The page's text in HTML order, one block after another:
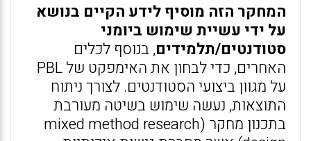
המחקר הזה מוסיף לידע הקיים בנושא
על ידי עשיית שימוש ביומני
סטודנטים/תלמידים, בנוסף לכלים
האחרים, כדי לבחון את האימפקט של PBL
על מגוון ביצועי הסטודנטים. לצורך ניתוח
התוצאות, נעשה שימוש בשיטה מעורבת
בתכנון מחקר (mixed method research